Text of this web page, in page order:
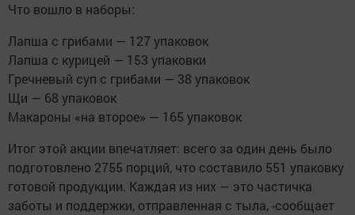
Что вошло в наборы:
Лапша с грибами — 127 упаковок
Лапша с курицей — 153 упаковки
Гречневый суп с грибами — 38 упаковок
Щи — 68 упаковок
Макароны «на второе» — 165 упаковок
Итог этой акции впечатляет: всего за один день было
подготовлено 2755 порций, что составило 551 упаковку
готовой продукции. Каждая из них — это частичка
заботы и поддержки, отправленная с тыла, -сообщает